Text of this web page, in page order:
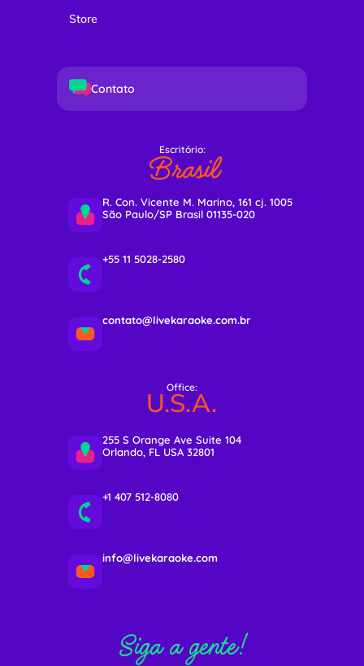
Store
Contato
Escritório:
Brasil
R. Con. Vicente M. Marino, 161 cj. 1005
São Paulo/SP Brasil 01135-020
+55 11 5028-2580
contato@livekaraoke.com.br
Office:
U.S.A.
255 S Orange Ave Suite 104
Orlando, FL USA 32801
+1 407 512-8080
info@livekaraoke.com
Siga a gente!